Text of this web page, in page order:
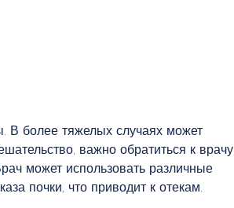
важно обратиться к врачу
может использовать различные
почки, что приводит к отекам.